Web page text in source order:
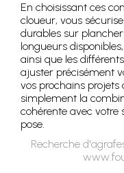
En choisissant ces
cloueur, vous
durables sur
longueurs
ainsi que les
ajuster précisément
vos prochains projets
simplement la
cohérente avec votre
pose.
Recherche